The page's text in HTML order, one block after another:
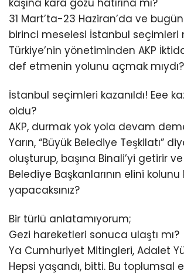
31 Mart’ta-23 Haziran’da ve
birinci meselesi İstanbul seçimleri
Türkiye’nin yönetiminden AKP
def etmenin yolunu açmak mıydı?
İstanbul seçimleri kazanıldı! Eee
oldu?
AKP, durmak yok yola devam
Yarın, “Büyük Belediye Teşkilatı”
oluşturup, başına Binali’yi getirir
Belediye Başkanlarının elini
yapacaksınız?
Bir türlü anlatamıyorum;
Gezi hareketleri sonuca ulaştı mı?
Ya Cumhuriyet Mitingleri, Adalet
Hepsi yaşandı, bitti. Bu toplumsal